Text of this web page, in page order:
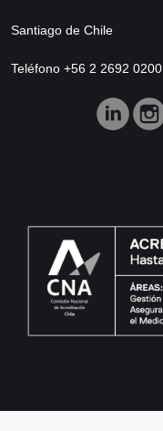
Santiago de Chile
Teléfono +56 2 2692 0200